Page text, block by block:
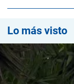
Lo más visto